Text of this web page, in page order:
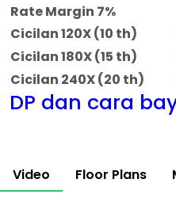
Rate Margin 7%
Cicilan 120X (10 th)
Cicilan 180X (15 th)
Cicilan 240X (20 th)
DP dan cara
Video Floor Plans